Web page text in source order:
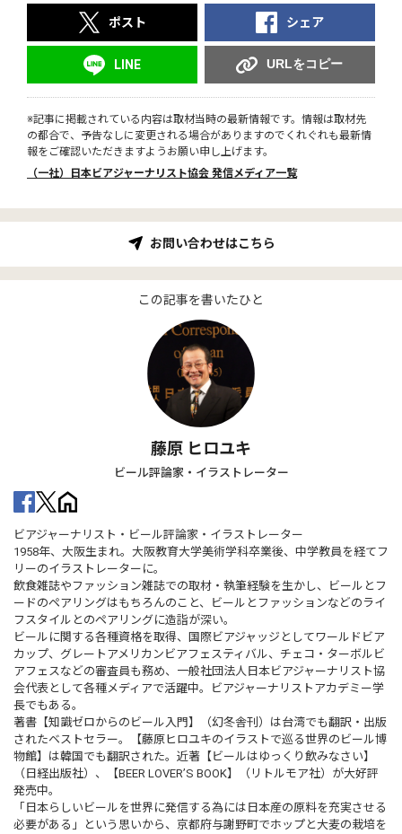
ポスト シェア
LINE URLをコピー
※記事に掲載されている内容は取材当時の最新情報です。情報は取材先
の都合で、予告なしに変更される場合がありますのでくれぐれも最新情
報をご確認いただきますようお願い申し上げます。
（一社）日本ビアジャーナリスト協会 発信メディア一覧
お問い合わせはこちら
この記事を書いたひと
藤原 ヒロユキ
ビール評論家・イラストレーター
ビアジャーナリスト・ビール評論家・イラストレーター
1958年、大阪生まれ。大阪教育大学美術学科卒業後、中学教員を経てフ
リーのイラストレーターに。
飲食雑誌やファッション雑誌での取材・執筆経験を生かし、ビールとフ
ードのペアリングはもちろんのこと、ビールとファッションなどのライ
フスタイルとのペアリングに造詣が深い。
ビールに関する各種資格を取得、国際ビアジャッジとしてワールドビア
カップ、グレートアメリカンビアフェスティバル、チェコ・ターボルビ
アフェスなどの審査員も務め、一般社団法人日本ビアジャーナリスト協
会代表として各種メディアで活躍中。ビアジャーナリストアカデミー学
長でもある。
著書【知識ゼロからのビール入門】（幻冬舎刊）は台湾でも翻訳・出版
されたベストセラー。【藤原ヒロユキのイラストで巡る世界のビール博
物館】は韓国でも翻訳された。近著【ビールはゆっくり飲みなさい】
（日経出版社）、【BEER LOVER’S BOOK】（リトルモア社）が大好評
発売中。
「日本らしいビールを世界に発信する為には日本産の原料を充実させる
必要がある」という思いから、京都府与謝野町でホップと大麦の栽培を